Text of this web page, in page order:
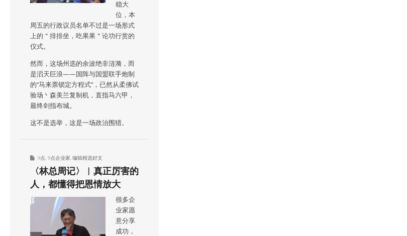
稳大
位，本
周五的行政议员名单不过是一场形式
上的＂排排坐，吃果果＂论功行赏的
仪式。
然而，这场州选的余波绝非涟漪，而
是滔天巨浪——国阵与国盟联手炮制
的“马来票锁定方程式”，已然从柔佛试
验场丶森美兰复制机，直指马六甲，
最终剑指布城。
这不是选举，这是一场政治围猎。
9点 9点企业家 编辑精选好文
〈林总周记〉︱真正厉害的
人，都懂得把恩情放大
很多企
业家愿
意分享
成功，